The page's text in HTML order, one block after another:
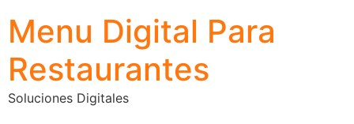
Menu Digital Para
Restaurantes
Soluciones Digitales